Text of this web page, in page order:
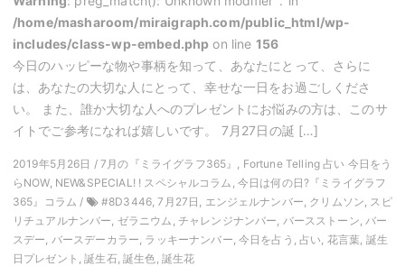
/home/masharoom/miraigraph.com/public_html/wp-
includes/class-wp-embed.php on line 156
今日のハッピーな物や事柄を知って、あなたにとって、さらに
は、あなたの大切な人にとって、幸せな一日をお過ごしくださ
い。 また、誰か大切な人へのプレゼントにお悩みの方は、このサ
イトでご参考になれば嬉しいです。 7月27日の誕 […]
2019年5月26日 / 7月の『ミライグラフ365』, Fortune Telling 占い 今日をう
らNOW, NEW&SPECIAL! ! スペシャルコラム, 今日は何の日?『ミライグラフ
365』コラム /
#8D3446, 7月27日, エンジェルナンバー, クリムソン, スピ
リチュアルナンバー, ゼラニウム, チャレンジナンバー, バースストーン, バー
スデー, バースデーカラー, ラッキーナンバー, 今日を占う, 占い, 花言葉, 誕生
日プレゼント, 誕生石, 誕生色, 誕生花